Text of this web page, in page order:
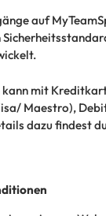
auf
kann mit
Maestro),
dazu findest